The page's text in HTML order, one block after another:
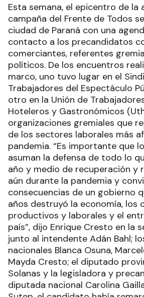
Esta semana, el epicentro de la
campaña del Frente de Todos
ciudad de Paraná con una
contacto a los precandidatos
comerciantes, referentes
políticos. De los encuentros
marco, uno tuvo lugar en el
Trabajadores del Espectáculo
otro en la Unión de
Hoteleros y Gastronómicos
organizaciones gremiales que
de los sectores laborales más
pandemia. “Es importante que
asuman la defensa de todo lo
año y medio de recuperación y
aún durante la pandemia y
consecuencias de un gobierno
años destruyó la economía, los
productivos y laborales y el
país”, dijo Enrique Cresto en la
junto al intendente Adán Bahl;
nacionales Blanca Osuna,
Mayda Cresto; el diputado
Solanas y la legisladora y
diputada nacional Carolina